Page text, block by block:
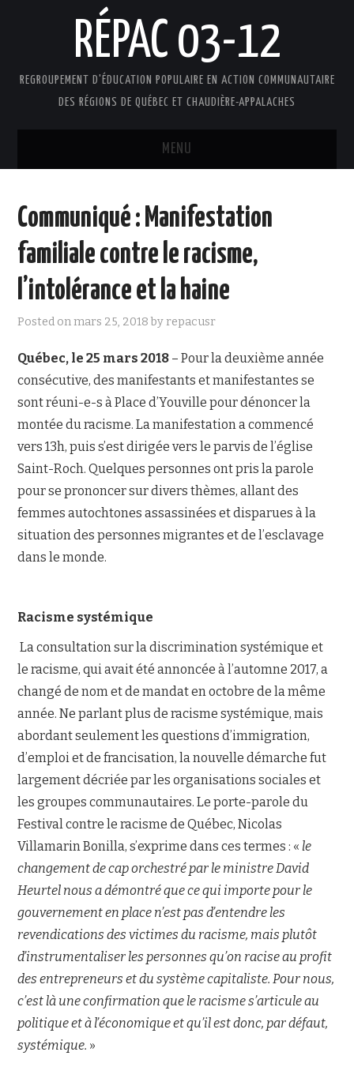
RÉPAC 03-12
REGROUPEMENT D'ÉDUCATION POPULAIRE EN ACTION COMMUNAUTAIRE
DES RÉGIONS DE QUÉBEC ET CHAUDIÈRE-APPALACHES
MENU
PRÉSENTATION
FAIRE UN DON !
NOUS JOINDRE
Communiqué : Manifestation
familiale contre le racisme,
l’intolérance et la haine
Posted onmars 25, 2018 byrepacusr
Québec, le 25 mars 2018 – Pour la deuxième année
consécutive, des manifestants et manifestantes se
sont réuni-e-s à Place d’Youville pour dénoncer la
montée du racisme. La manifestation a commencé
vers 13h, puis s’est dirigée vers le parvis de l’église
Saint-Roch. Quelques personnes ont pris la parole
pour se prononcer sur divers thèmes, allant des
femmes autochtones assassinées et disparues à la
situation des personnes migrantes et de l’esclavage
dans le monde.
Racisme systémique
La consultation sur la discrimination systémique et
le racisme, qui avait été annoncée à l’automne 2017, a
changé de nom et de mandat en octobre de la même
année. Ne parlant plus de racisme systémique, mais
abordant seulement les questions d’immigration,
d’emploi et de francisation, la nouvelle démarche fut
largement décriée par les organisations sociales et
les groupes communautaires. Le porte-parole du
Festival contre le racisme de Québec, Nicolas
Villamarin Bonilla, s’exprime dans ces termes : «le
changement de cap orchestré par le ministre David
Heurtel nous a démontré que ce qui importe pour le
gouvernement en place n’est pas d’entendre les
revendications des victimes du racisme, mais plutôt
d’instrumentaliser les personnes qu’on racise au profit
des entrepreneurs et du système capitaliste. Pour nous,
c’est là une confirmation que le racisme s’articule au
politique et à l’économique et qu’il est donc, par défaut,
systémique. »